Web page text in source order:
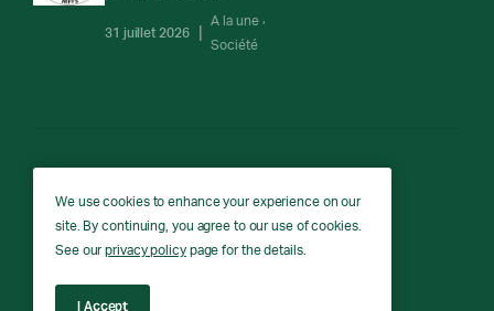
31 juillet 2026
A la une
Société
RTG
RTG © Copyright 2026 - All rights reserved.
We use cookies to enhance your experience on our
site. By continuing, you agree to our use of cookies.
See ourprivacy policypage for the details.
I Accept